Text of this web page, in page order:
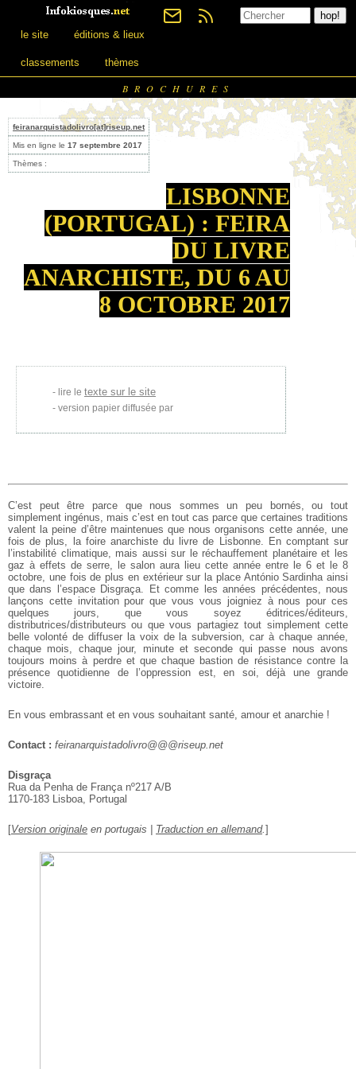
le site éditions & lieux
classements thèmes
BROCHURES
feiranarquistadolivro[at]riseup.net
Mis en ligne le 17 septembre 2017
Thèmes :
LISBONNE
(PORTUGAL) : FEIRA
DU LIVRE
ANARCHISTE, DU 6 AU
8 OCTOBRE 2017
lire le texte sur le site
version papier diffusée par
C’est peut être parce que nous sommes un peu bornés, ou tout
simplement ingénus, mais c’est en tout cas parce que certaines traditions
valent la peine d’être maintenues que nous organisons cette année, une
fois de plus, la foire anarchiste du livre de Lisbonne. En comptant sur
l’instabilité climatique, mais aussi sur le réchauffement planétaire et les
gaz à effets de serre, le salon aura lieu cette année entre le 6 et le 8
octobre, une fois de plus en extérieur sur la place António Sardinha ainsi
que dans l’espace Disgraça. Et comme les années précédentes, nous
lançons cette invitation pour que vous vous joigniez à nous pour ces
quelques jours, que vous soyez éditrices/éditeurs,
distributrices/distributeurs ou que vous partagiez tout simplement cette
belle volonté de diffuser la voix de la subversion, car à chaque année,
chaque mois, chaque jour, minute et seconde qui passe nous avons
toujours moins à perdre et que chaque bastion de résistance contre la
présence quotidienne de l’oppression est, en soi, déjà une grande
victoire.
En vous embrassant et en vous souhaitant santé, amour et anarchie !
Contact : feiranarquistadolivro@@@riseup.net
Disgraça
Rua da Penha de França nº217 A/B
1170-183 Lisboa, Portugal
[Version originale en portugais | Traduction en allemand.]